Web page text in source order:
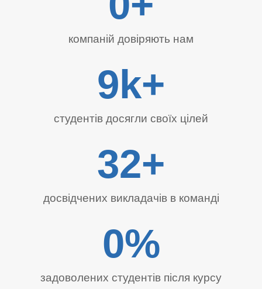
компаній довіряють нам
студентів досягли своїх цілей
9k+
досвідчених викладачів в команді
32+
задоволених студентів після курсу
0%